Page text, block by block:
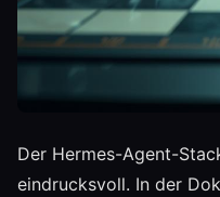
Der Hermes-Agent-
eindrucksvoll. In der